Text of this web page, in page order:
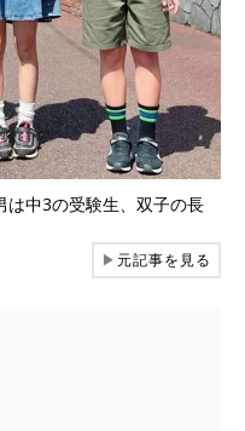
は中3の受験生、双子の長
▶元記事を見る